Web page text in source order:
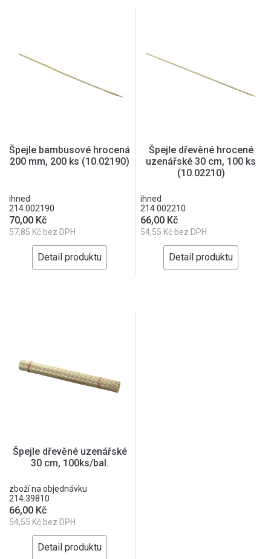
Špejle bambusové hrocená
200 mm, 200 ks (10.02190)
ihned
214.002190
70,00 Kč
57,85 Kč bez DPH
Detail produktu
Špejle dřevěné hrocené
uzenářské 30 cm, 100 ks
(10.02210)
ihned
214.002210
66,00 Kč
54,55 Kč bez DPH
Detail produktu
Špejle dřevěné uzenářské
30 cm, 100ks/bal.
zboží na objednávku
214.39810
66,00 Kč
54,55 Kč bez DPH
Detail produktu